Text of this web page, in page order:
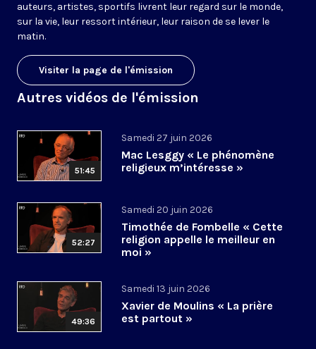
auteurs, artistes, sportifs livrent leur regard sur le monde,
sur la vie, leur ressort intérieur, leur raison de se lever le
matin.
Visiter la page de l'émission
Autres vidéos de l'émission
51:45
Samedi 27 juin 2026
Mac Lesggy « Le phénomène
religieux m’intéresse »
52:27
Samedi 20 juin 2026
Timothée de Fombelle « Cette
religion appelle le meilleur en
moi »
49:36
Samedi 13 juin 2026
Xavier de Moulins « La prière
est partout »